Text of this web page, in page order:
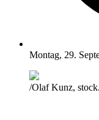
Montag, 29.
/Olaf Kunz,